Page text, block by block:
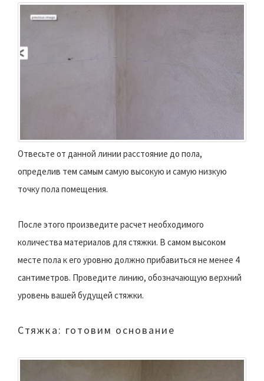
Отвесьте от данной линии расстояние до пола,
определив тем самым самую высокую и самую низкую
точку пола помещения.
После этого произведите расчет необходимого
количества материалов для стяжки. В самом высоком
месте пола к его уровню должно прибавиться не менее 4
сантиметров. Проведите линию, обозначающую верхний
уровень вашей будущей стяжки.
Стяжка: готовим основание